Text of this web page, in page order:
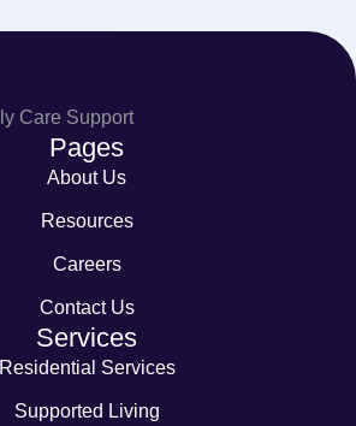
Pages
About Us
Resources
Careers
Contact Us
Services
Residential Services
Supported Living